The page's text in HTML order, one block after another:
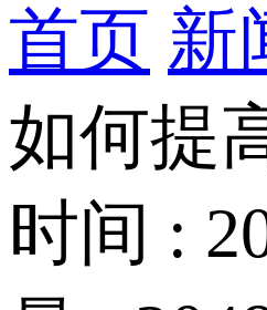
首页 新
如何提
时间 :